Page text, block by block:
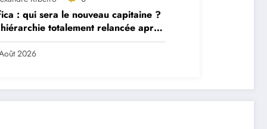
: qui sera le nouveau capitaine ?
totalement relancée après
départs majeurs
2026